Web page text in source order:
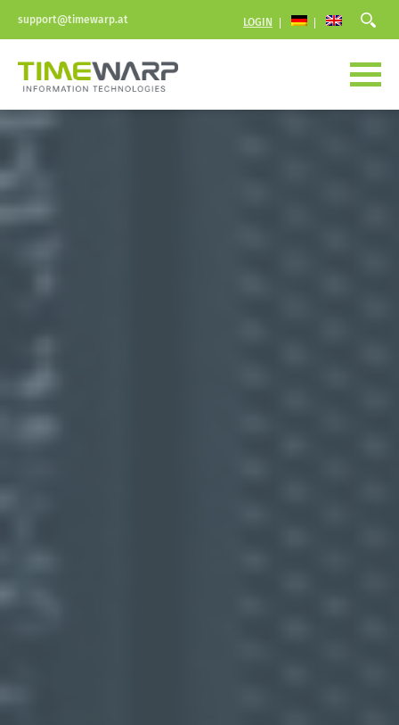
support@timewarp.at LOGIN